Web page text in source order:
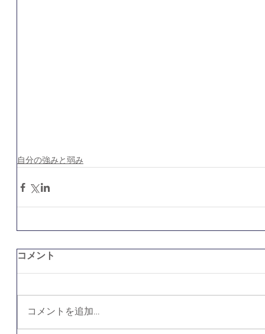
自分の強みと弱み
コメント
コメントを追加…